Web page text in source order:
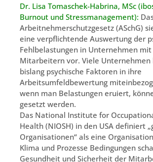
Dr. Lisa Tomaschek-Habrina, MSc
Burnout und Stressmanagement):
Arbeitnehmerschutzgesetz (ASchG)
eine verpflichtende Auswertung der
Fehlbelastungen in Unternehmen
Mitarbeitern vor. Viele Unternehmen
bislang psychische Faktoren in ihre
Arbeitsumfeldbewertung
wenn man Belastungen eruiert,
gesetzt werden.
Das National Institute for
Health (NIOSH) in den USA definiert
Organisationen“ als eine
Klima und Prozesse Bedingungen
Gesundheit und Sicherheit der